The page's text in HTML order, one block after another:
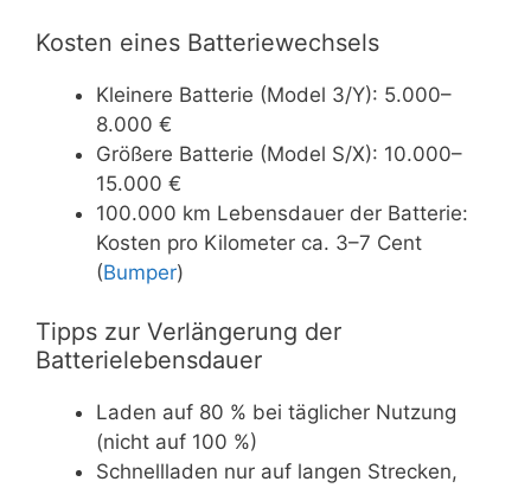
Kosten eines Batteriewechsels
Kleinere Batterie (Model 3/Y): 5.000–
8.000 €
Größere Batterie (Model S/X): 10.000–
15.000 €
100.000 km Lebensdauer der Batterie:
Kosten pro Kilometer ca. 3–7 Cent
(Bumper)
Tipps zur Verlängerung der
Batterielebensdauer
Laden auf 80 % bei täglicher Nutzung
(nicht auf 100 %)
Schnellladen nur auf langen Strecken,